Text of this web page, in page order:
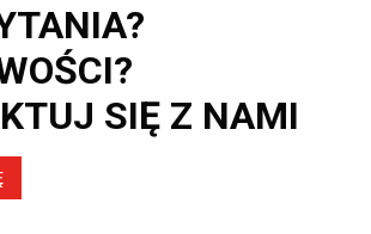
SIĘ Z NAMI